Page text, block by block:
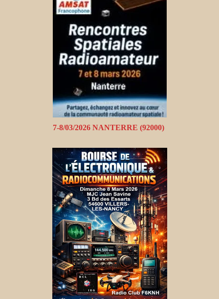
7-8/03/2026 NANTERRE (92000)